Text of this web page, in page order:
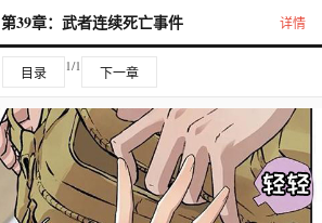
第39章：武者连续死亡事件 详情
目录 1/1 下一章